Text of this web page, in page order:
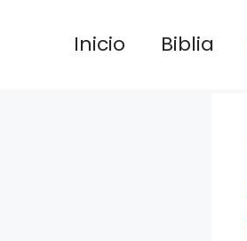
Inicio Biblia